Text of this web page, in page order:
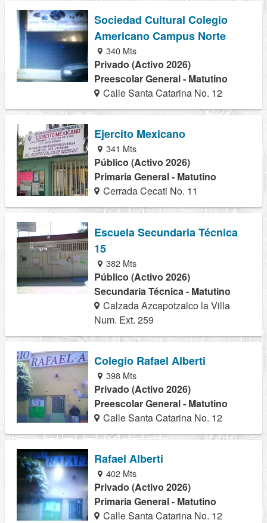
Sociedad Cultural Colegio
Americano Campus Norte
340 Mts
Privado (Activo 2026)
Preescolar General - Matutino
Calle Santa Catarina No. 12
Ejercito Mexicano
341 Mts
Público (Activo 2026)
Primaria General - Matutino
Cerrada Cecati No. 11
Escuela Secundaria Técnica
15
382 Mts
Público (Activo 2026)
Secundaria Técnica - Matutino
Calzada Azcapotzalco la Villa
Num. Ext. 259
Colegio Rafael Alberti
398 Mts
Privado (Activo 2026)
Preescolar General - Matutino
Calle Santa Catarina No. 12
Rafael Alberti
402 Mts
Privado (Activo 2026)
Primaria General - Matutino
Calle Santa Catarina No. 12